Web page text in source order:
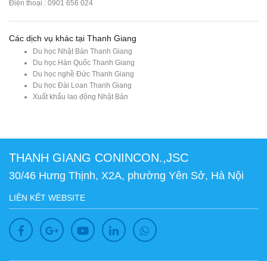
Điện thoại : 0901 656 024
Các dịch vụ khác tại Thanh Giang
Du học Nhật Bản Thanh Giang
Du học Hàn Quốc Thanh Giang
Du học nghề Đức Thanh Giang
Du học Đài Loan Thanh Giang
Xuất khẩu lao động Nhật Bản
THANH GIANG CONINCON.,JSC
30/46 Hưng Thịnh, X2A, phường Yên Sở, Hà Nội
LIÊN KẾT WEBSITE